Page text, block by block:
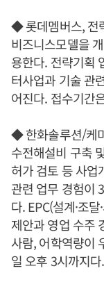
◆ 롯데멤버스, 전
비즈니스모델을
용한다. 전략기획
터사업과 기술 관
어진다. 접수기간
◆ 한화솔루션/케
수전해설비 구축
허가 검토 등 사업
관련 업무 경험이
다. EPC(설계·조
제안과 영업 수주
사람, 어학역량이
일 오후 3시까지다.